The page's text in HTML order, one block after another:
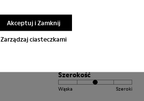
Zarządzaj ciasteczkami
Akceptuj i Zamknij
Szerokość
Wąska Szeroki